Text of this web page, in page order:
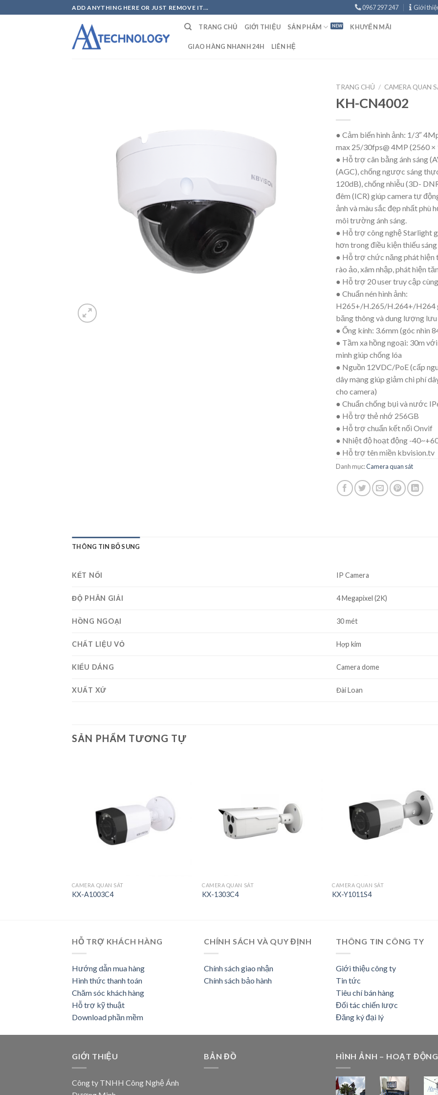
to
ADD ANYTHING HERE OR JUST REMOVE IT... 0967 297 247 Giới
TRANG CHỦ GIỚI THIỆU SẢN PHẨM KHUYẾN MÃI
GIAO HÀNG NHANH 24H LIÊN HỆ
TRANG CHỦ / CAMERA QUAN
KH-CN4002
● Cảm biến hình ảnh: 1/3″
max 25/30fps@ 4MP (2560 ×
● Hỗ trợ cân bằng ánh sáng
(AGC), chống ngược sáng
120dB), chống nhiễu (3D-
đêm (ICR) giúp camera tự
ảnh và màu sắc đẹp nhất phù
môi trường ánh sáng.
● Hỗ trợ công nghệ Starlight
hơn trong điều kiện thiếu sáng
● Hỗ trợ chức năng phát hiện
rào ảo, xâm nhập, phát hiện
● Hỗ trợ 20 user truy cập
● Chuẩn nén hình ảnh:
H265+/H.265/H.264+/H264
băng thông và dung lượng
● Ống kính: 3.6mm (góc nhìn
● Tầm xa hồng ngoại: 30m
minh giúp chống lóa
● Nguồn 12VDC/PoE (cấp
dây mạng giúp giảm chi phí
cho camera)
● Chuẩn chống bụi và nước
● Hỗ trợ thẻ nhớ 256GB
● Hỗ trợ chuẩn kết nối Onvif
● Nhiệt độ hoạt động -
● Hỗ trợ tên miền kbvision.tv
Danh mục:Camera quan sát
THÔNG TIN BỔ SUNG
KẾT NỐI IP Camera
ĐỘ PHÂN GIẢI 4 Megapixel (2K)
HỒNG NGOẠI 30 mét
CHẤT LIỆU VỎ Hợp kim
KIỂU DÁNG Camera dome
XUẤT XỨ Đài Loan
SẢN PHẨM TƯƠNG TỰ
CAMERA QUAN SÁT
KX-A1003C4
CAMERA QUAN SÁT
KX-1303C4
CAMERA QUAN SÁT
KX-Y1011S4
HỖ TRỢ KHÁCH HÀNG
Hướng dẫn mua hàng
Hình thức thanh toán
Chăm sóc khách hàng
Hỗ trợ kỹ thuật
Download phần mềm
CHÍNH SÁCH VÀ QUY ĐỊNH
Chính sách giao nhận
Chính sách bảo hành
THÔNG TIN CÔNG TY
Giới thiệu công ty
Tin tức
Tiêu chí bán hàng
Đối tác chiến lược
Đăng ký đại lý
GIỚI THIỆU
Công ty TNHH Công Nghệ Ánh
BẢN ĐỒ HÌNH ẢNH – HOẠT